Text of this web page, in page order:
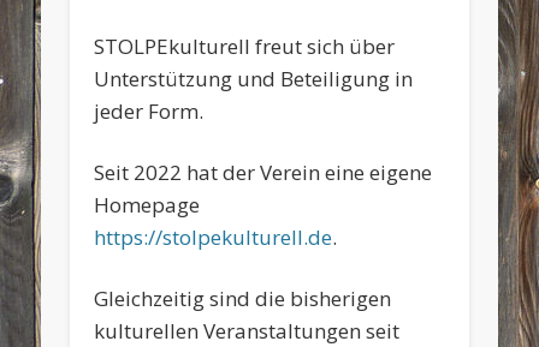
STOLPEkulturell freut sich über
Unterstützung und Beteiligung in
jeder Form.
Seit 2022 hat der Verein eine eigene
Homepage
https://stolpekulturell.de.
Gleichzeitig sind die bisherigen
kulturellen Veranstaltungen seit